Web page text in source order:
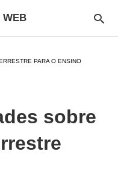
WEB
PARA O ENSINO
sobre